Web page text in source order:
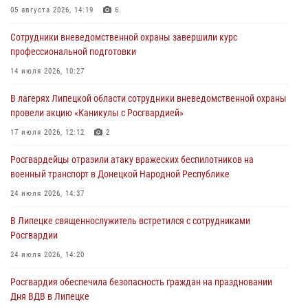
03 августа 2026, 13:43
Росгвардейцы обеспечили безопасность граждан в День Лев-
Толстовского района
03 августа 2026, 13:41
Росгвардия противодействует БПЛА ВСУ на южном направлении
(видео)
03 августа 2026, 13:39
05 августа 2026, 14:19 6
Сотрудники вневедомственной охраны завершили курс
профессиональной подготовки
14 июля 2026, 10:27
В лагерях Липецкой области сотрудники вневедомственной охраны
провели акцию «Каникулы с Росгвардией»
17 июля 2026, 12:12 2
Росгвардейцы отразили атаку вражеских беспилотников на
военный транспорт в Донецкой Народной Республике
24 июля 2026, 14:37
В Липецке священнослужитель встретился с сотрудниками
Росгвардии
24 июля 2026, 14:20
Росгвардия обеспечила безопасность граждан на праздновании
Дня ВДВ в Липецке